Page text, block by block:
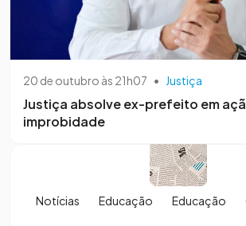
20 de outubro às 21h07 • Justiça
Justiça absolve ex-prefeito em
improbidade
Notícias Educação Educação